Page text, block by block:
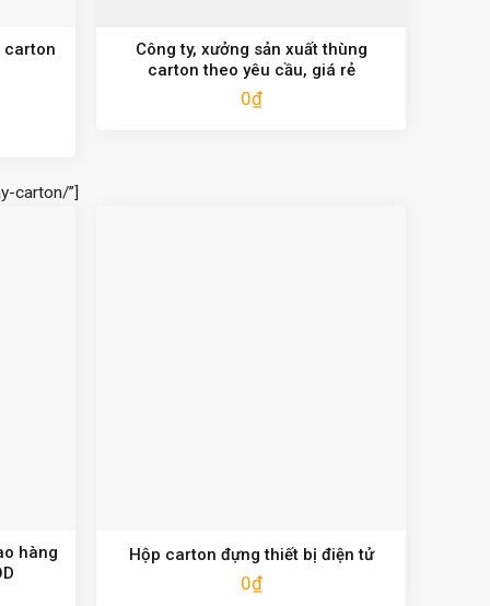
carton
Công ty, xưởng sản xuất thùng
carton theo yêu cầu, giá rẻ
0₫
carton/”]
hàng
Hộp carton đựng thiết bị điện tử
0₫